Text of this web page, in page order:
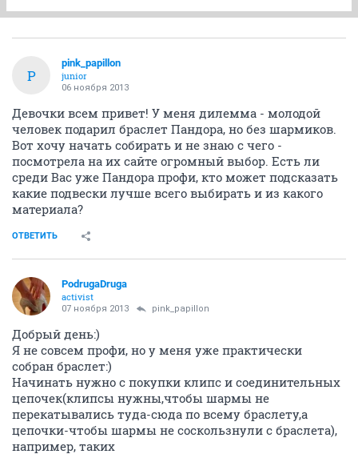
P
pink_papillon
junior
06 ноября 2013
Девочки всем привет! У меня дилемма - молодой
человек подарил браслет Пандора, но без шармиков.
Вот хочу начать собирать и не знаю с чего -
посмотрела на их сайте огромный выбор. Есть ли
среди Вас уже Пандора профи, кто может подсказать
какие подвески лучше всего выбирать и из какого
материала?
ОТВЕТИТЬ
PodrugaDruga
activist
07 ноября 2013 pink_papillon
Добрый день:)
Я не совсем профи, но у меня уже практически
собран браслет:)
Начинать нужно с покупки клипс и соединительных
цепочек(клипсы нужны,чтобы шармы не
перекатывались туда-сюда по всему браслету,а
цепочки-чтобы шармы не соскользнули с браслета),
например, таких